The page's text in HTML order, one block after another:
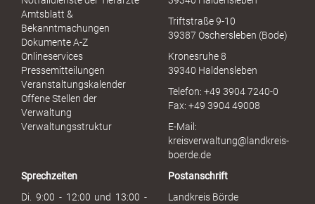
u
Amtsblatt &
Bekanntmachungen
Dokumente A-Z
Onlineservices
Pressemitteilungen
Veranstaltungskalender
Offene Stellen der
Verwaltung
Verwaltungsstruktur
Triftstraße 9-10
39387 Oschersleben (Bode)
Kronesruhe 8
39340 Haldensleben
Telefon: +49 3904 7240-0
Fax: +49 3904 49008
E-Mail:
kreisverwaltung@landkreis-
boerde.de
Sprechzeiten
Di. 9:00 - 12:00 und 13:00 -
Postanschrift
Landkreis Börde